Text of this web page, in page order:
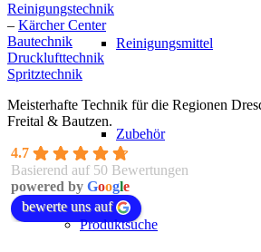
Reinigungsmittel
Zubehör
Produktsuche
Reinigungstechnik
– Kärcher Center
Bautechnik
Drucklufttechnik
Spritztechnik
Meisterhafte Technik für die Regionen
Freital & Bautzen.
4.7
Basierend auf 50 Bewertungen
powered by Google
bewerte uns auf